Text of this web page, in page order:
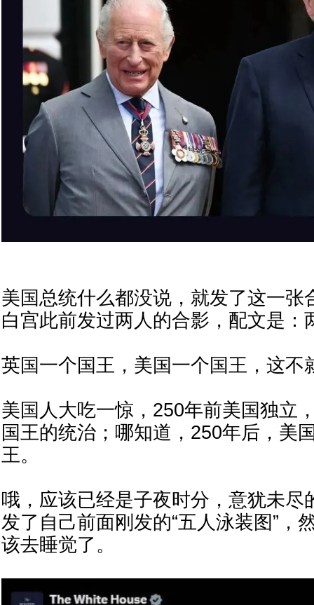
美国总统什么都没说，就发了这一张
白宫此前发过两人的合影，配文是：
英国一个国王，美国一个国王，这不
美国人大吃一惊，250年前美国独立
国王的统治；哪知道，250年后，美
王。
哦，应该已经是子夜时分，意犹未尽
发了自己前面刚发的“五人泳装图”，
该去睡觉了。